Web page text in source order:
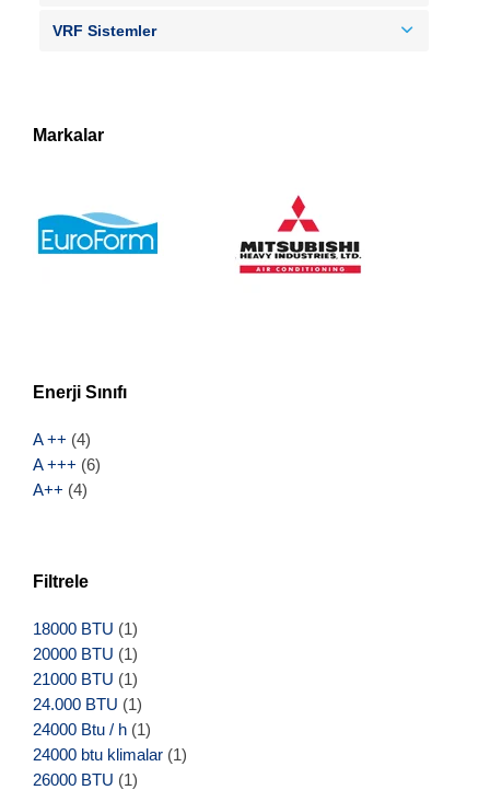
VRF Sistemler
Markalar
Enerji Sınıfı
A ++ (4)
A +++ (6)
A++ (4)
Filtrele
18000 BTU (1)
20000 BTU (1)
21000 BTU (1)
24.000 BTU (1)
24000 Btu / h (1)
24000 btu klimalar (1)
26000 BTU (1)